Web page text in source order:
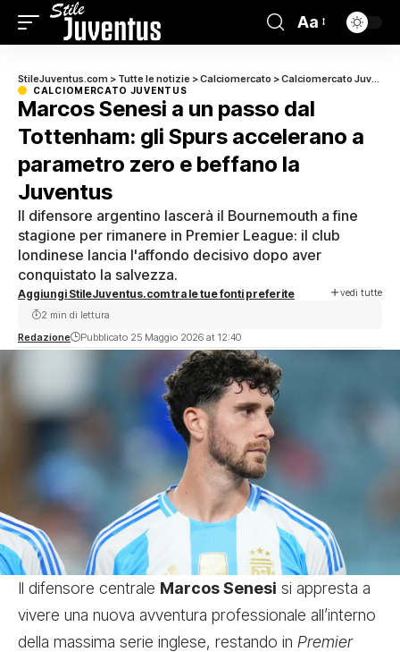
Aa
StileJuventus.com > Tutte le notizie >Calciomercato >Calciomercato Juventus
CALCIOMERCATO JUVENTUS
Marcos Senesi a un passo dal
Tottenham: gli Spurs accelerano a
parametro zero e beffano la
Juventus
Il difensore argentino lascerà il Bournemouth a fine
stagione per rimanere in Premier League: il club
londinese lancia l'affondo decisivo dopo aver
conquistato la salvezza.
Aggiungi StileJuventus.com tra le tue fonti preferite vedi tutte
Redazione Pubblicato 25 Maggio 2026 at 12:40
2 min di lettura
Il difensore centrale Marcos Senesi si appresta a
vivere una nuova avventura professionale all’interno
della massima serie inglese, restando in Premier